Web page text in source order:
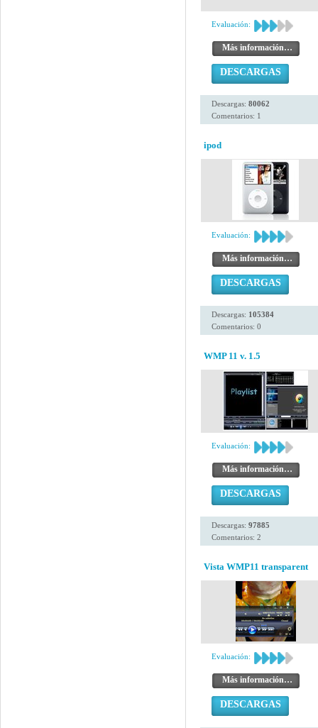
Evaluación:
Más información…
DESCARGAS
Descargas: 80062
Comentarios: 1
ipod
Evaluación:
Más información…
DESCARGAS
Descargas: 105384
Comentarios: 0
WMP 11 v. 1.5
Evaluación:
Más información…
DESCARGAS
Descargas: 97885
Comentarios: 2
Vista WMP11 transparent
Evaluación:
Más información…
DESCARGAS